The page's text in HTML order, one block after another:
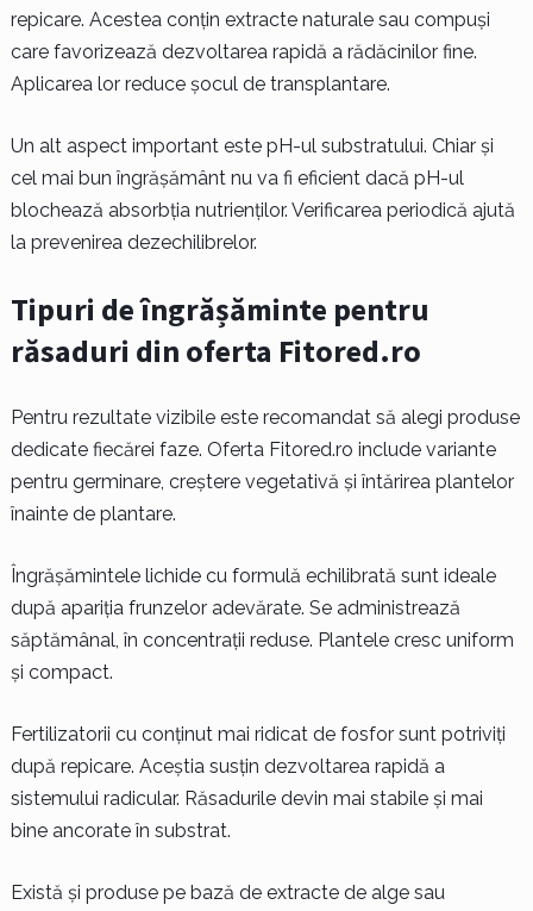
repicare. Acestea conțin extracte naturale sau compuși
care favorizează dezvoltarea rapidă a rădăcinilor fine.
Aplicarea lor reduce șocul de transplantare.
Un alt aspect important este pH-ul substratului. Chiar și
cel mai bun îngrășământ nu va fi eficient dacă pH-ul
blochează absorbția nutrienților. Verificarea periodică ajută
la prevenirea dezechilibrelor.
Tipuri de îngrășăminte pentru
răsaduri din oferta Fitored.ro
Pentru rezultate vizibile este recomandat să alegi produse
dedicate fiecărei faze. Oferta Fitored.ro include variante
pentru germinare, creștere vegetativă și întărirea plantelor
înainte de plantare.
Îngrășămintele lichide cu formulă echilibrată sunt ideale
după apariția frunzelor adevărate. Se administrează
săptămânal, în concentrații reduse. Plantele cresc uniform
și compact.
Fertilizatorii cu conținut mai ridicat de fosfor sunt potriviți
după repicare. Aceștia susțin dezvoltarea rapidă a
sistemului radicular. Răsadurile devin mai stabile și mai
bine ancorate în substrat.
Există și produse pe bază de extracte de alge sau